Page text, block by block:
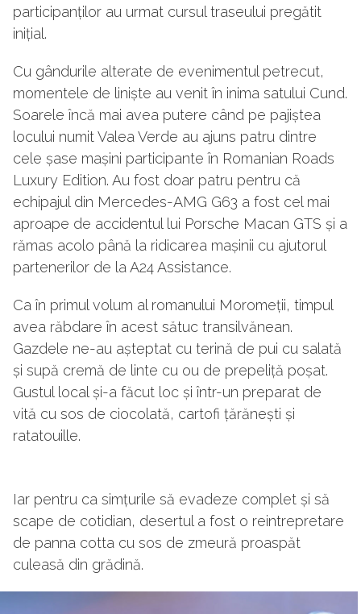
participanților au urmat cursul traseului pregătit
inițial.
Cu gândurile alterate de evenimentul petrecut,
momentele de liniște au venit în inima satului Cund.
Soarele încă mai avea putere când pe pajiștea
locului numit Valea Verde au ajuns patru dintre
cele șase mașini participante în Romanian Roads
Luxury Edition. Au fost doar patru pentru că
echipajul din Mercedes-AMG G63 a fost cel mai
aproape de accidentul lui Porsche Macan GTS și a
rămas acolo până la ridicarea mașinii cu ajutorul
partenerilor de la A24 Assistance.
Ca în primul volum al romanului Moromeții, timpul
avea răbdare în acest sătuc transilvănean.
Gazdele ne-au așteptat cu terină de pui cu salată
și supă cremă de linte cu ou de prepeliță poșat.
Gustul local și-a făcut loc și într-un preparat de
vită cu sos de ciocolată, cartofi țărănești și
ratatouille.
Iar pentru ca simțurile să evadeze complet și să
scape de cotidian, desertul a fost o reintrepretare
de panna cotta cu sos de zmeură proaspăt
culeasă din grădină.